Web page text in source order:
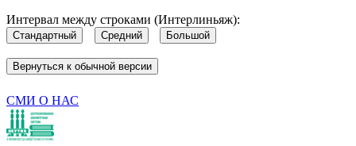
Интервал между строками (Интерлиньяж):
Стандартный Средний Большой
Вернуться к обычной версии
СМИ О НАС